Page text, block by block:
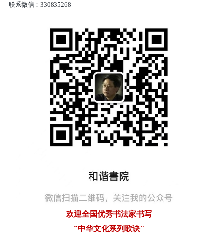
联系微信： 330835268
欢迎全国优秀书法家书写
“中华文化系列歌诀”